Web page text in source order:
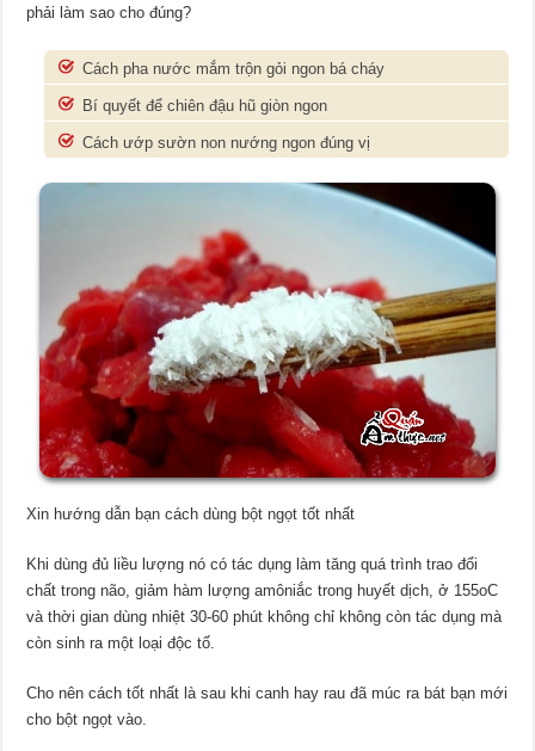
phải làm sao cho đúng?
Cách pha nước mắm trộn gỏi ngon bá cháy
Bí quyết để chiên đậu hũ giòn ngon
Cách ướp sườn non nướng ngon đúng vị
Xin hướng dẫn bạn cách dùng bột ngọt tốt nhất
Khi dùng đủ liều lượng nó có tác dụng làm tăng quá trình trao đổi
chất trong não, giảm hàm lượng amôniắc trong huyết dịch, ở 155oC
và thời gian dùng nhiệt 30-60 phút không chỉ không còn tác dụng mà
còn sinh ra một loại độc tố.
Cho nên cách tốt nhất là sau khi canh hay rau đã múc ra bát bạn mới
cho bột ngọt vào.